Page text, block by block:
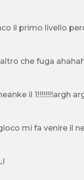
il primo livello
che fuga
il 1!!!!!!!!argh
mi fa venire il